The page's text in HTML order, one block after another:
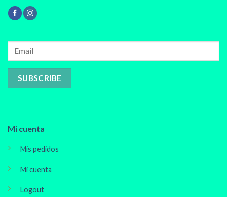
Mi cuenta
Mis pedidos
Mi cuenta
Logout